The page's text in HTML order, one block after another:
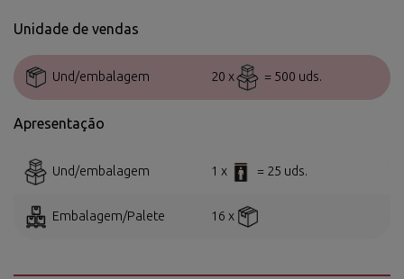
Unidade de vendas
Und/embalagem 20 x = 500 uds.
Apresentação
Und/embalagem 1 x = 25 uds.
Embalagem/Palete 16 x